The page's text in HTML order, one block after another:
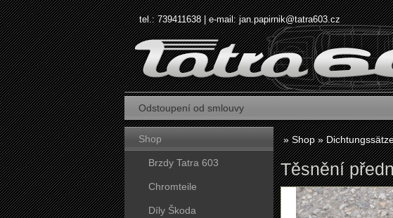
tel.: 739411638 | e-mail:jan.papirnik@tatra603.cz
Odstoupení od smlouvy
Shop
Brzdy Tatra 603
Chromteile
Díly Škoda
»Shop»
Těsnění